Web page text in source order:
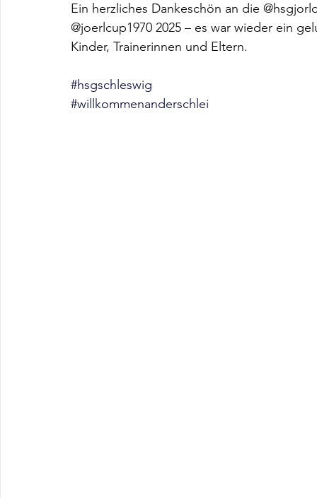
Ein herzliches Dankeschön an die
@joerlcup1970 2025 – es war wieder ein
Kinder, Trainerinnen und Eltern.
#hsgschleswig
#willkommenanderschlei